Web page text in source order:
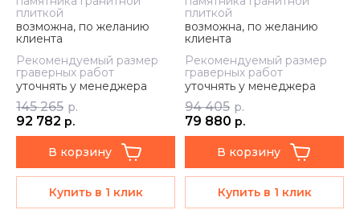
плиткой
возможна, по желанию
клиента
Рекомендуемый размер
граверных работ
уточнять у менеджера
145 265 р.
92 782 р.
В корзину
Купить в 1 клик
плиткой
возможна, по желанию
клиента
Рекомендуемый размер
граверных работ
уточнять у менеджера
94 405 р.
79 880 р.
В корзину
Купить в 1 клик